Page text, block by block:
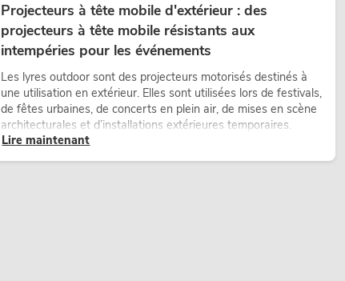
Projecteurs à tête mobile d'extérieur : des
projecteurs à tête mobile résistants aux
intempéries pour les événements
Les lyres outdoor sont des projecteurs motorisés destinés à
une utilisation en extérieur. Elles sont utilisées lors de festivals,
de fêtes urbaines, de concerts en plein air, de mises en scène
architecturales et d’installations extérieures temporaires.
Lire maintenant